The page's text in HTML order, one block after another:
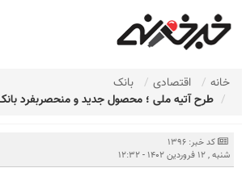
خانه اقتصادی
بانک
طرح آتیه ملی ؛ محصول جدید و منحصربفرد
کد خبر: 1396
شنبه , 12 فروردین 1402 - 12:32